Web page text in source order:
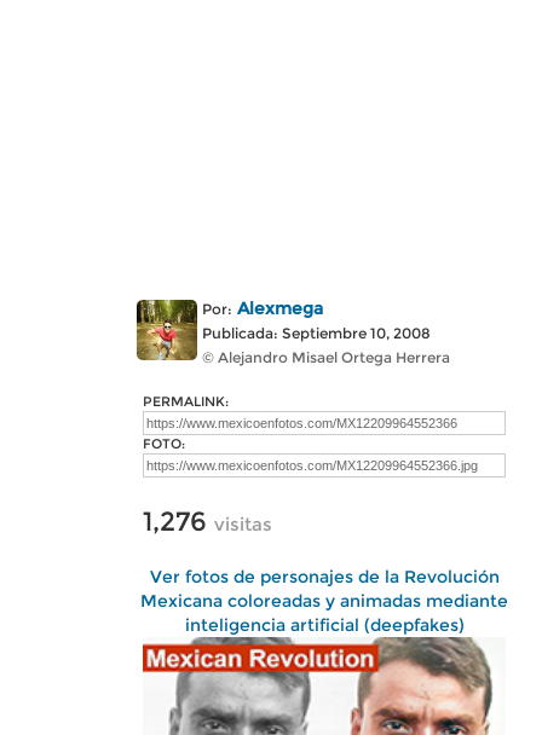
Por: Alexmega
Publicada: Septiembre 10, 2008
© Alejandro Misael Ortega Herrera
PERMALINK:
FOTO:
1,276 visitas
Ver fotos de personajes de la Revolución
Mexicana coloreadas y animadas mediante
inteligencia artificial (deepfakes)